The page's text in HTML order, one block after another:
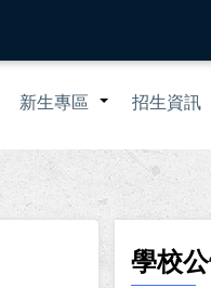
+
新生專區 招生資訊
學校